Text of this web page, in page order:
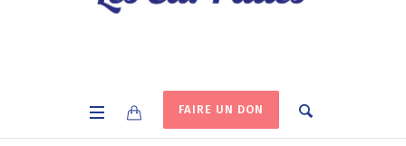
FAIRE UN DON